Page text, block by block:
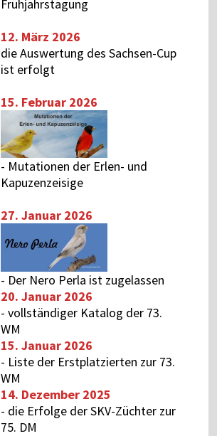
Frühjahrstagung
12. März 2026
die Auswertung desSachsen-Cup
ist erfolgt
15. Februar 2026
- Mutationen der Erlen- und
Kapuzenzeisige
27. Januar 2026
- Der Nero Perla ist zugelassen
20. Januar 2026
-vollständiger Katalog der 73.
WM
15. Januar 2026
- Liste der Erstplatzierten zur 73.
WM
14. Dezember 2025
- die Erfolge der SKV-Züchter zur
75. DM